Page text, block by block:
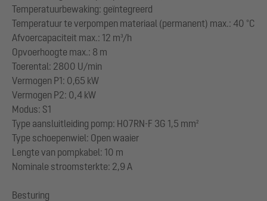
Temperatuurbewaking: geïntegreerd
Temperatuur te verpompen materiaal (permanent) max.: 40 °C
Afvoercapaciteit max.: 12 m³/h
Opvoerhoogte max.: 8 m
Toerental: 2800 U/min
Vermogen P1: 0,65 kW
Vermogen P2: 0,4 kW
Modus: S1
Type aansluitleiding pomp: H07RN-F 3G 1,5 mm²
Type schoepenwiel: Open waaier
Lengte van pompkabel: 10 m
Nominale stroomsterkte: 2,9 A
Besturing